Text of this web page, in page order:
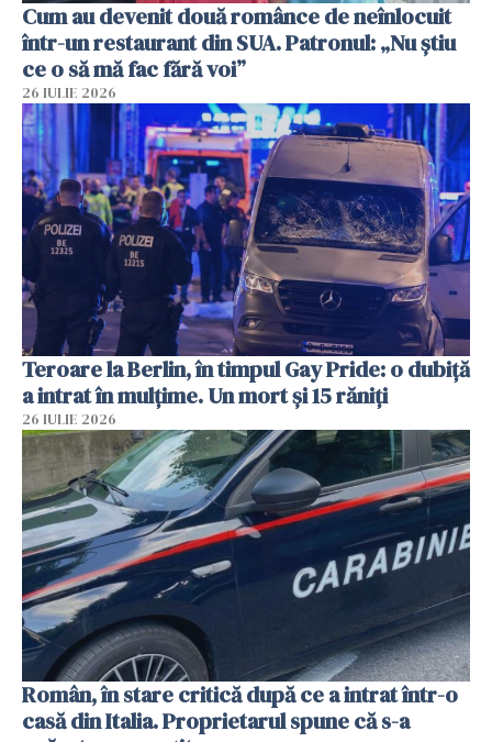
Cum au devenit două românce de neînlocuit
într-un restaurant din SUA. Patronul: „Nu știu
ce o să mă fac fără voi”
26 IULIE 2026
Teroare la Berlin, în timpul Gay Pride: o dubiță
a intrat în mulțime. Un mort și 15 răniți
26 IULIE 2026
Român, în stare critică după ce a intrat într-o
casă din Italia. Proprietarul spune că s-a